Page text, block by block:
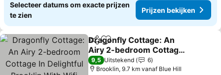
Selecteer datums om exacte prijzen
te zien
Prijzen bekijken
DelenToevoegen aan favorieten
Dragonfly Cottage: An
Airy 2-bedroom Cottage
In Delightful Brooklin With
Wifi
Prijzen bekijken
9,5 Uitstekend
6
Brooklin, 9.7 km vanaf Blue Hill